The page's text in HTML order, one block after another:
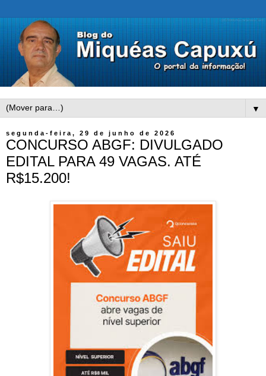
▼
segunda-feira, 29 de junho de 2026
CONCURSO ABGF: DIVULGADO
EDITAL PARA 49 VAGAS. ATÉ
R$15.200!